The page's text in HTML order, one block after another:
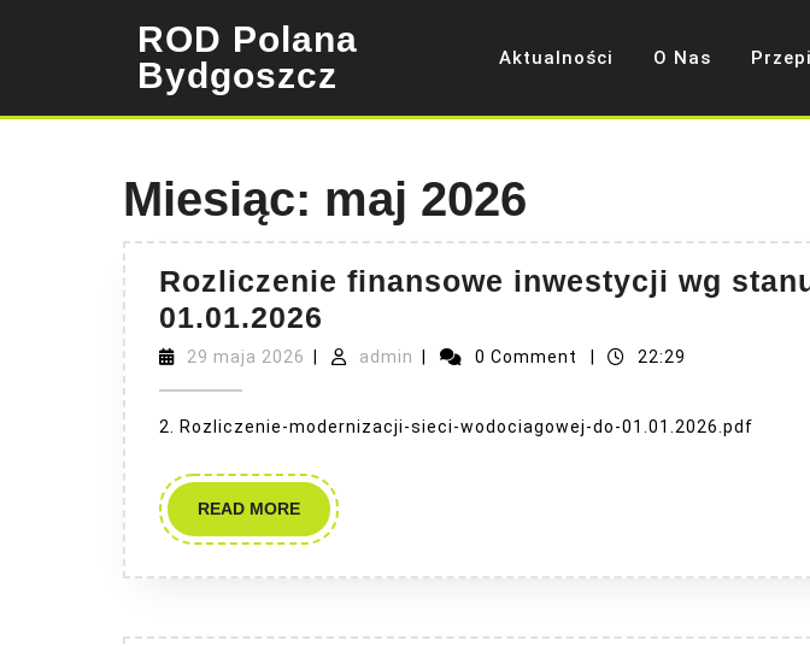
ROD Polana
Bydgoszcz
Aktualności O Nas
Miesiąc: maj 2026
Rozliczenie finansowe inwestycji wg
01.01.2026
finansowe
wg
na
01.01.2026
29 maja 2026 29
admin admin 0 Comment 22:29
2. Rozliczenie-modernizacji-sieci-wodociagowej-do-01.01.2026.pdf
READ MOREREAD
MORE